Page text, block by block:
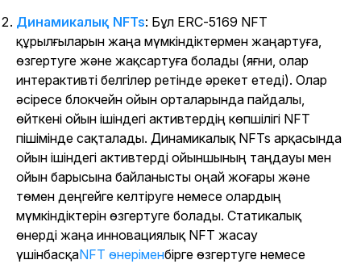
Динамикалық NFTs: Бұл ERC-5169 NFT
құрылғыларын жаңа мүмкіндіктермен жаңартуға,
өзгертуге және жақсартуға болады (яғни, олар
интерактивті белгілер ретінде әрекет етеді). Олар
әсіресе блокчейн ойын орталарында пайдалы,
өйткені ойын ішіндегі активтердің көпшілігі NFT
пішімінде сақталады. Динамикалық NFTs арқасында
ойын ішіндегі активтерді ойыншының таңдауы мен
ойын барысына байланысты оңай жоғары және
төмен деңгейге келтіруге немесе олардың
мүмкіндіктерін өзгертуге болады. Статикалық
өнерді жаңа инновациялық NFT жасау
үшінбасқаNFT өнеріменбірге өзгертуге немесе